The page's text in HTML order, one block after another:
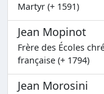
Martyr (+ 1591)
Jean Mopinot
Frère des Écoles
française (+ 1794)
Jean Morosini